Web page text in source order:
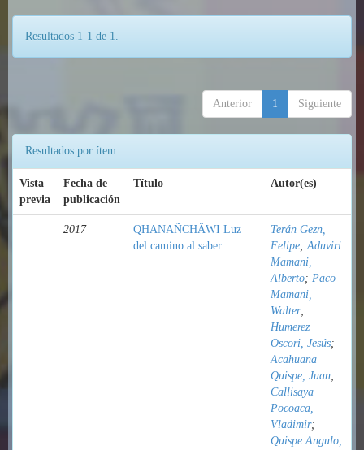
Resultados 1-1 de 1.
Anterior 1 Siguiente
Resultados por ítem:
Vista
previa
Fecha de
publicación
Título Autor(es)
2017
QHANAÑCHÄWI Luz
del camino al saber
Terán Gezn,
Felipe;Aduviri
Mamani,
Alberto; Paco
Mamani,
Walter;
Humerez
Oscori, Jesús;
Acahuana
Quispe, Juan;
Callisaya
Pocoaca,
Vladimir;
Quispe Angulo,